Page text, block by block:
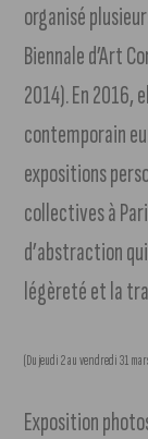
organisé
Biennale d’Art
2014). En 2016,
contemporain
expositions
collectives à
d’abstraction
légèreté et la
(Du jeudi 2 au vendredi 31
Exposition